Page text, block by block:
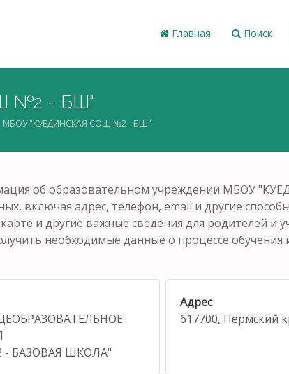
Главная Поиск
№2 - БШ"
МБОУ "КУЕДИНСКАЯ СОШ №2 - БШ"
об образовательном учреждении МБОУ
включая адрес, телефон, email и другие
и другие важные сведения для родителей
необходимые данные о процессе обучения
БАЗОВАЯ ШКОЛА"
Адрес
617700, Пермский